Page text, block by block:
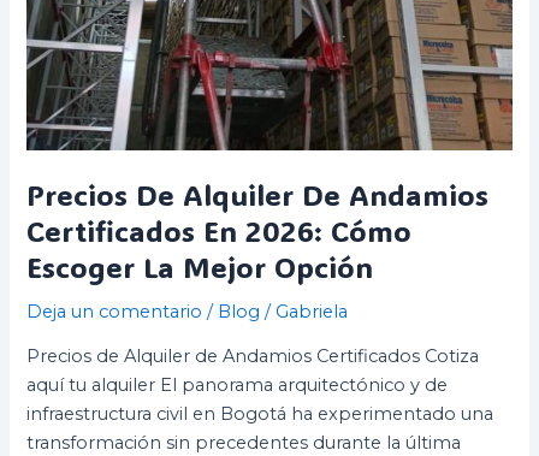
Precios De Alquiler De Andamios
Certificados En 2026: Cómo
Escoger La Mejor Opción
Deja un comentario / Blog / Gabriela
Precios de Alquiler de Andamios Certificados Cotiza
aquí tu alquiler El panorama arquitectónico y de
infraestructura civil en Bogotá ha experimentado una
transformación sin precedentes durante la última